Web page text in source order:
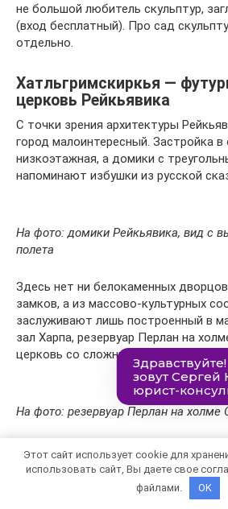
не большой любитель скульптур,
(вход бесплатный). Про сад
отдельно.
Хатльгримскиркья —
церковь Рейкьявика
С точки зрения архитектуры
город малоинтересный. Застройка в
низкоэтажная, а домики с
напоминают избушки из русской
На фото: домики Рейкьявика, вид с
полета
Здесь нет ни белокаменных
замков, а из массово-культурных
заслуживают лишь построенный в
зал Харпа, резервуар Перлан на
церковь со сложным названием
На фото: резервуар Перлан на холме
На фото: концертный зал Харпа
Этот сайт использует cookie для
использовать сайт, Вы даете свое
файлами.
OK